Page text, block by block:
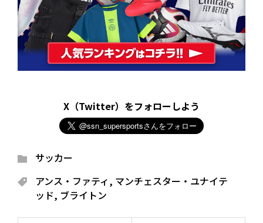
X（Twitter）をフォローしよう
サッカー
アンス・ファティ, マンチェスター・ユナイテ
ッド, ブライトン